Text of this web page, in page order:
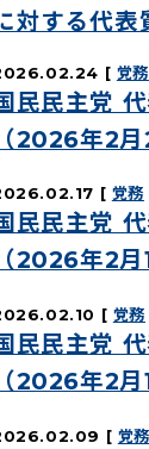
記
対する代表
党務
民民主党
（2026年2月
党務
民民主党
（2026年2月
党務
民民主党
（2026年2月
党務